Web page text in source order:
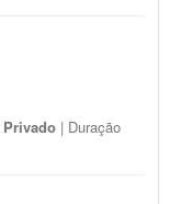
Privado | Duração